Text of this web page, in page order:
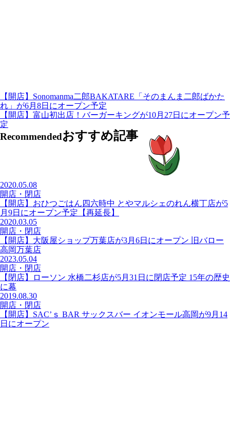
【開店】Sonomanma二郎BAKATARE「そのまんま二郎ばかた
れ」が6月8日にオープン予定
【開店】富山初出店！バーガーキングが10月27日にオープン予
定
Recommendedおすすめ記事
2020.05.08
開店・閉店
【開店】おひつごはん四六時中 とやマルシェのれん横丁店が5
月9日にオープン予定【再延長】
2020.03.05
開店・閉店
【開店】大阪屋ショップ万葉店が3月6日にオープン 旧バロー
高岡万葉店
2023.05.04
開店・閉店
【閉店】ローソン 水橋二杉店が5月31日に閉店予定 15年の歴史
に幕
2019.08.30
開店・閉店
【開店】SAC’ｓ BAR サックスバー イオンモール高岡が9月14
日にオープン